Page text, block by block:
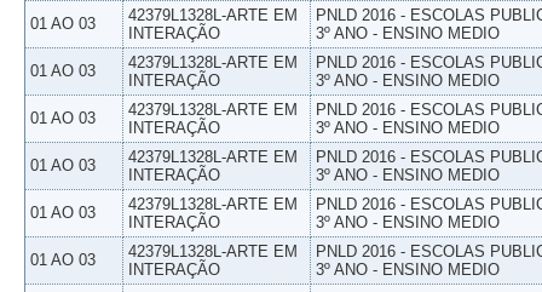
01 AO 03
42379L1328L-ARTE EM
INTERAÇÃO
PNLD 2016 - ESCOLAS
3º ANO - ENSINO MEDIO
01 AO 03
42379L1328L-ARTE EM
INTERAÇÃO
PNLD 2016 - ESCOLAS
3º ANO - ENSINO MEDIO
01 AO 03
42379L1328L-ARTE EM
INTERAÇÃO
PNLD 2016 - ESCOLAS
3º ANO - ENSINO MEDIO
01 AO 03
42379L1328L-ARTE EM
INTERAÇÃO
PNLD 2016 - ESCOLAS
3º ANO - ENSINO MEDIO
01 AO 03
42379L1328L-ARTE EM
INTERAÇÃO
PNLD 2016 - ESCOLAS
3º ANO - ENSINO MEDIO
01 AO 03
42379L1328L-ARTE EM
INTERAÇÃO
PNLD 2016 - ESCOLAS
3º ANO - ENSINO MEDIO